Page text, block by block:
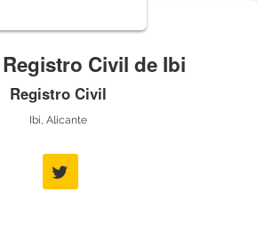
Civil de Ibi
Registro Civil
Ibi, Alicante